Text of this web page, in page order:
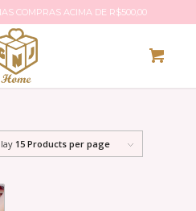
COMPRAS ACIMA DE R$500,00
15 Products per page